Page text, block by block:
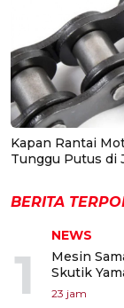
Kapan Rantai
Tunggu Putus di
BERITA
1
NEWS
Mesin
Skutik
23 jam